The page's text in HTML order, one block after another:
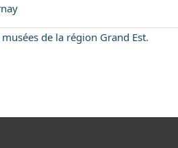
de la région Grand Est.